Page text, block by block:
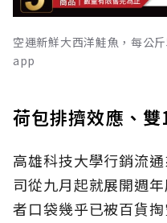
空運新鮮大西洋鮭魚，每公
app
荷包排擠效應、
高雄科技大學行銷流
司從九月起就展開週
者口袋幾乎已被百貨